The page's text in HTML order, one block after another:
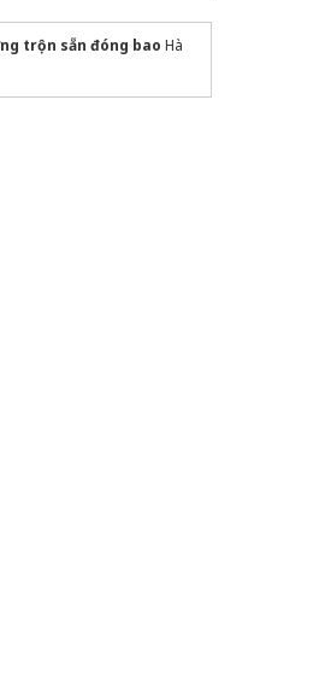
trộn sẵn đóng bao Hà